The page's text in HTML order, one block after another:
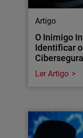
Artigo
O Inimigo
Identificar
Ler Artigo